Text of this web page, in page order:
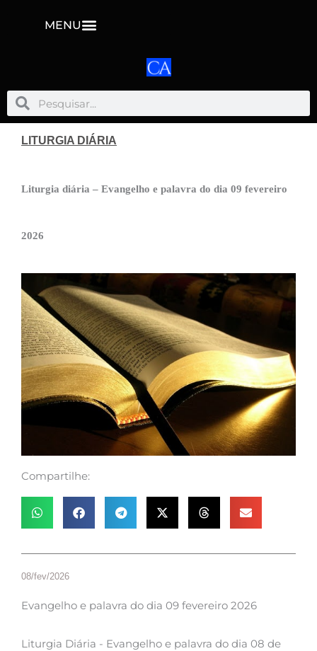
MENU
PesquisarPesquisar
LITURGIA DIÁRIA
Liturgia diária – Evangelho e palavra do dia 09 fevereiro
2026
Compartilhe:
08/fev/2026
Evangelho e palavra do dia 09 fevereiro 2026
Liturgia Diária - Evangelho e palavra do dia 08 de